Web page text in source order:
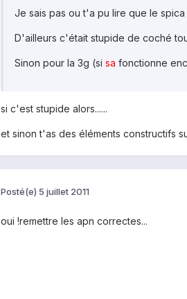
Je sais pas ou t'a pu lire que le
D'ailleurs c'était stupide de coché
Sinon pour la 3g (si sa fonctionne
si c'est stupide alors......
et sinon t'as des éléments constructifs
Posté(e) 5 juillet 2011
oui !remettre les apn correctes...